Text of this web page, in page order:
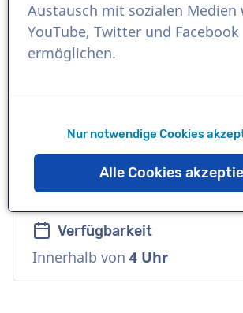
Sprache
Französisch
Sprecher
Tief, Zugänglich, Erwachsene,
Verfügbarkeit
Innerhalb von 4 Uhr
Austausch mit sozialen Medien
YouTube, Twitter und Facebook
ermöglichen.
Nur notwendige Cookies
Alle Cookies